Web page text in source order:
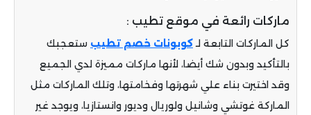
ماركات رائعة في موقع تطيب :
كل الماركات التابعة لـكوبونات خصم تطيب ستعجبك
بالتأكيد وبدون شك أيضا، لأنها ماركات مميزة لدي الجميع
وقد اختيرت بناء علي شهرتها وفخامتها، وتلك الماركات مثل
الماركة غوتشي وشانيل ولوريال وديور وانستازيا، ويوجد غير